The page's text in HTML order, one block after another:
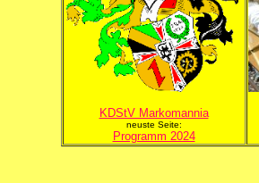
KDStV Markomannia
neuste Seite:
Programm 2024